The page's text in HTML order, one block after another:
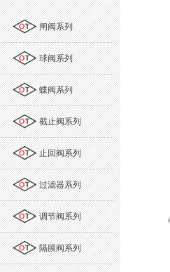
闸阀系列
球阀系列
蝶阀系列
截止阀系列
止回阀系列
过滤器系列
调节阀系列
隔膜阀系列